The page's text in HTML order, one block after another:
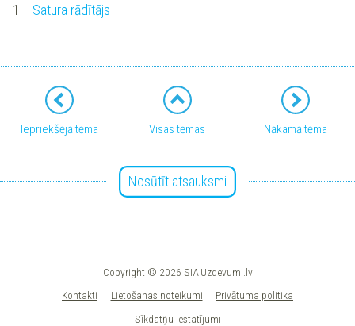
1. Satura rādītājs
Iepriekšējā tēma Visas tēmas Nākamā tēma
Nosūtīt atsauksmi
Copyright © 2026 SIA Uzdevumi.lv
Kontakti
Lietošanas noteikumi
Privātuma politika
Sīkdatņu iestatījumi